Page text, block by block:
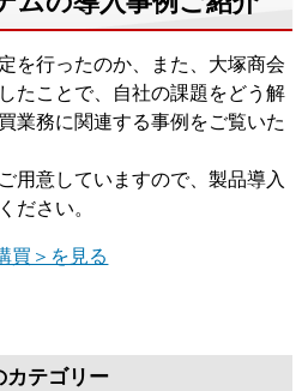
を行ったのか、また、大塚商会
たことで、自社の課題をどう解
業務に関連する事例をご覧いた
用意していますので、製品導入
ださい。
買＞を見る
カテゴリー